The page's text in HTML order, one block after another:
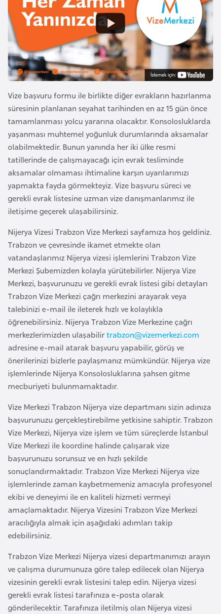
e
r
i
Vize başvuru formu ile birlikte diğer evrakların hazırlanma
süresinin planlanan seyahat tarihinden en az 15 gün önce
tamamlanması yolcu yararına olacaktır. Konsolosluklarda
yaşanması muhtemel yoğunluk durumlarında aksamalar
olabilmektedir. Bunun yanında her iki ülke resmi
tatillerinde de çalışmayacağı için evrak tesliminde
aksamalar olmaması ihtimaline karşın uyarılarımızı
yapmakta fayda görmekteyiz. Vize başvuru süreci ve
gerekli evrak listesine uzman vize danışmanlarımız ile
iletişime geçerek ulaşabilirsiniz.
Nijerya Vizesi Trabzon Vize Merkezi sayfamıza hoş geldiniz.
Trabzon ve çevresinde ikamet etmekte olan
vatandaşlarımız Nijerya vizesi işlemlerini Trabzon Vize
Merkezi Şubemizden kolayla yürütebilirler. Nijerya Vize
Merkezi, başvurunuzu ve gerekli evrak listesi gibi detayları
Trabzon Vize Merkezi çağrı merkezini arayarak veya
talebinizi e-mail ile ileterek hızlı ve kolaylıkla
öğrenebilirsiniz. Nijerya Trabzon Vize Merkezine çağrı
merkezlerimizden ulaşabilirtrabzon@vizemerkezi.com
adresine e-mail atarak başvuru yapabilir, görüş ve
önerilerinizi bizlerle paylaşmanız mümkündür. Nijerya vize
işlemlerinde Nijerya Konsolosluklarına şahsen gitme
mecburiyeti bulunmamaktadır.
Vize Merkezi Trabzon Nijerya vize departmanı sizin adınıza
başvurunuzu gerçekleştirebilme yetkisine sahiptir. Trabzon
Vize Merkezi, Nijerya vize işlem ve tüm süreçlerde İstanbul
Vize Merkezi ile koordine halinde çalışarak vize
başvurunuzu sorunsuz ve en hızlı şekilde
sonuçlandırmaktadır. Trabzon Vize Merkezi Nijerya vize
işlemlerinde zaman kaybetmemeniz amacıyla profesyonel
ekibi ve deneyimi ile en kaliteli hizmeti vermeyi
amaçlamaktadır. Nijerya Vizesini Trabzon Vize Merkezi
aracılığıyla almak için aşağıdaki adımları takip
edebilirsiniz.
Trabzon Vize Merkezi Nijerya vizesi departmanımızı arayın
ve çalışma durumunuza göre talep edilecek olan Nijerya
vizesinin gerekli evrak listesini talep edin. Nijerya vizesi
gerekli evrak listesi tarafınıza e-posta olarak
gönderilecektir. Tarafınıza iletilmiş olan Nijerya vizesi
z
e
r
b
a
y
c
a
n
B
a
h
r
e
y
n
B
a
n
g
l
a
d
e
ş
B
e
l
a
r
u
s
B
e
ç
i
k
a